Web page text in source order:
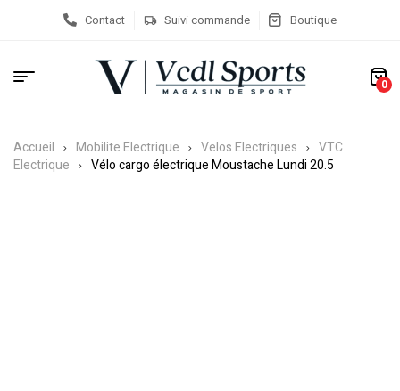
Contact Suivi commande Boutique
0
Accueil Mobilite Electrique Velos Electriques
VTC
Electrique
Vélo cargo électrique Moustache Lundi 20.5